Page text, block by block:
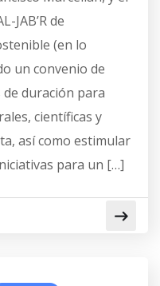
JAB’R de
(en lo
un convenio de
duración para
científicas y
así como estimular
para un […]